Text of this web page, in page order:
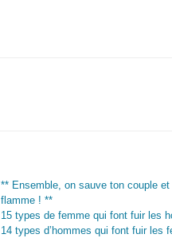
** Ensemble, on sauve ton couple
flamme ! **
15 types de femme qui font fuir les
14 types d’hommes qui font fuir les